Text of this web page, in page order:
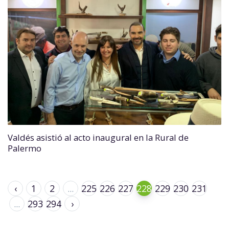
Valdés asistió al acto inaugural en la Rural de
Palermo
‹ 1 2 ... 225 226 227 228 229 230 231
...
293 294 ›